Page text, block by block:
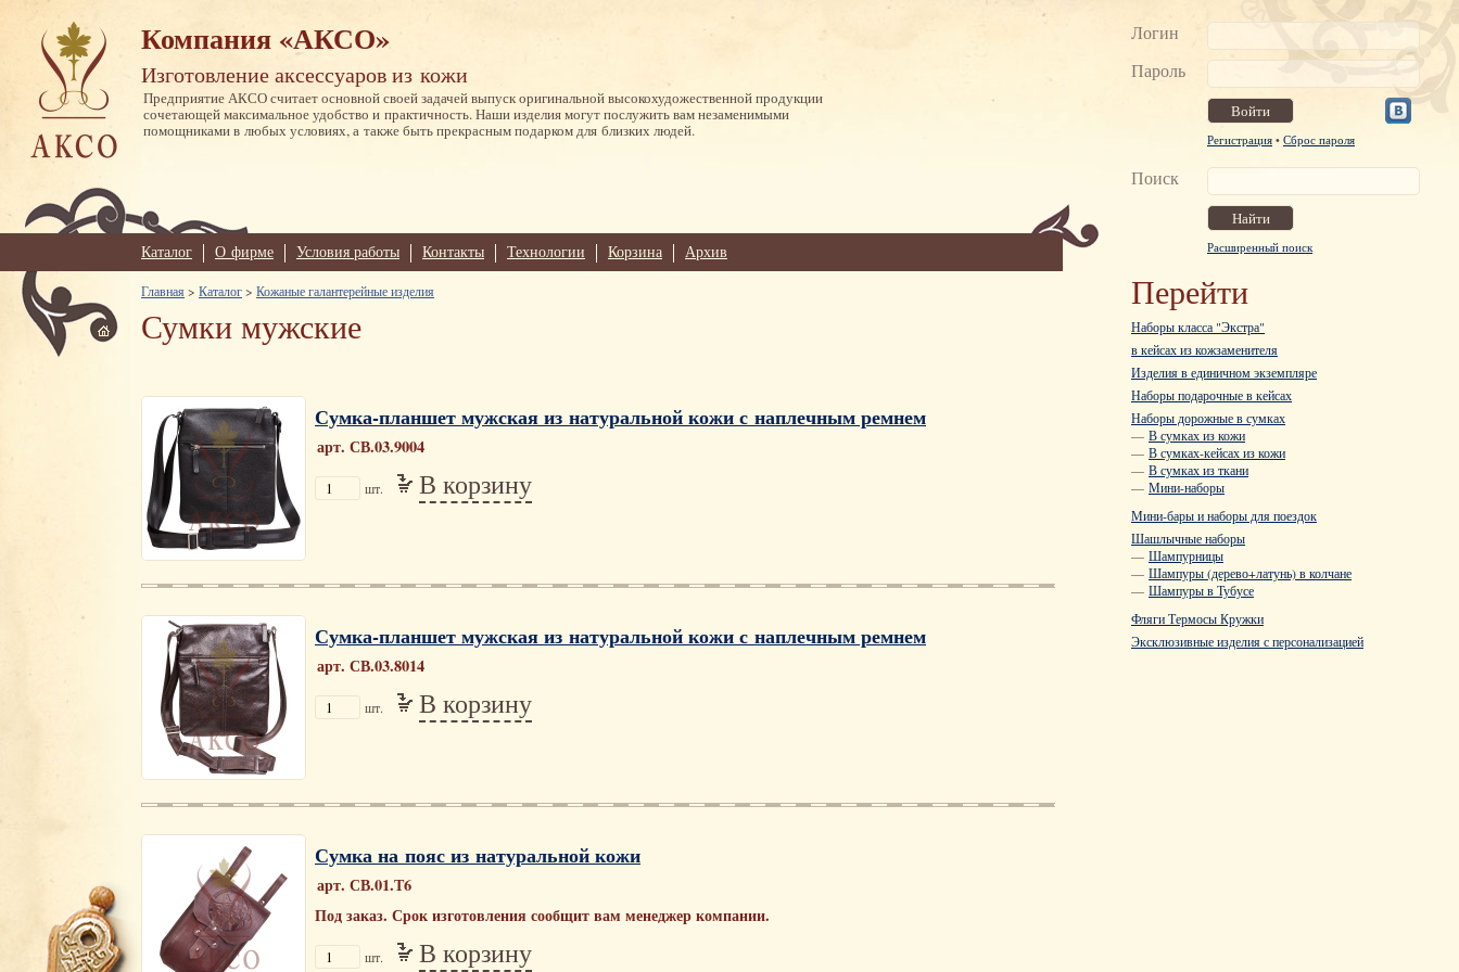
Логин
Пароль
Регистрация • Сброс пароля
Поиск
Расширенный поиск
Перейти
Наборы класса "Экстра"
в кейсах из кожзаменителя
Изделия в единичном экземпляре
Наборы подарочные в кейсах
Наборы дорожные в сумках
— В сумках из кожи
— В сумках-кейсах из кожи
— В сумках из ткани
— Мини-наборы
Мини-бары и наборы для поездок
Шашлычные наборы
— Шампурницы
— Шампуры (дерево+латунь) в колчане
— Шампуры в Тубусе
Фляги Термосы Кружки
Эксклюзивные изделия с персонализацией
Компания «АКСО»
Изготовление аксессуаров из кожи
Предприятие АКСО считает основной своей задачей выпуск оригинальной высокохудожественной продукции
сочетающей максимальное удобство и практичность. Наши изделия могут послужить вам незаменимыми
помощниками в любых условиях, а также быть прекрасным подарком для близких людей.
Каталог О фирме Условия работы Контакты Технологии Корзина Архив
Главная > Каталог> Кожаные галантерейные изделия
Сумки мужские
Сумка-планшет мужская из натуральной кожи с наплечным ремнем
арт. СВ.03.9004
шт. В корзину
Сумка-планшет мужская из натуральной кожи с наплечным ремнем
арт. СВ.03.8014
шт. В корзину
Сумка на пояс из натуральной кожи
арт. СВ.01.Т6
Под заказ. Срок изготовления сообщит вам менеджер компании.
шт. В корзину